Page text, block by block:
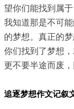
望你们能找到属
我知道那是不可
的梦想。真正的
你们找到了梦想
更不要半途而废，
追逐梦想作文记叙